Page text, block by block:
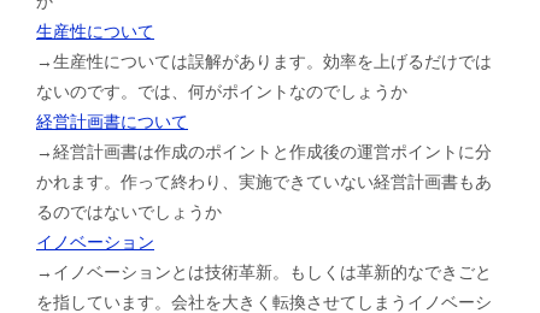
生産性について
→生産性については誤解があります。効率を上げるだけでは
ないのです。では、何がポイントなのでしょうか
経営計画書について
→経営計画書は作成のポイントと作成後の運営ポイントに分
かれます。作って終わり、実施できていない経営計画書もあ
るのではないでしょうか
イノベーション
→イノベーションとは技術革新。もしくは革新的なできごと
を指しています。会社を大きく転換させてしまうイノベーシ